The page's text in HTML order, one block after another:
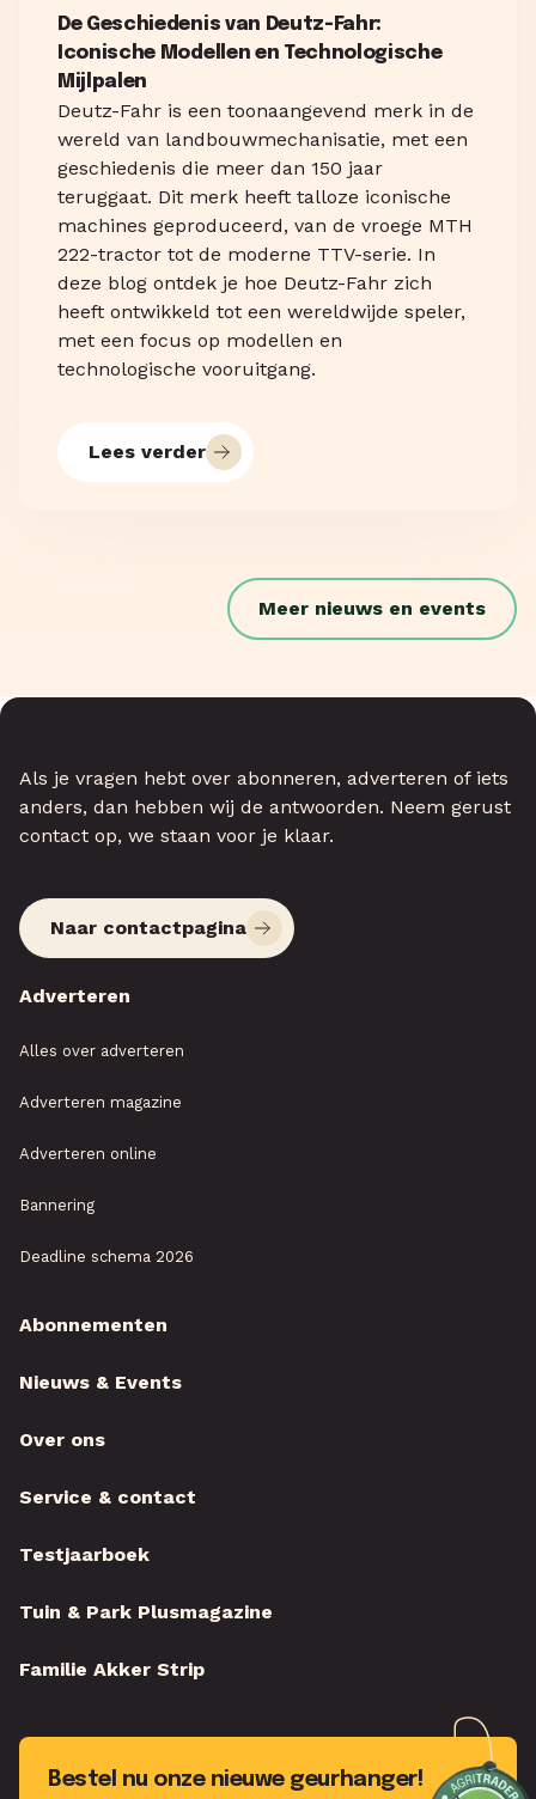
De Geschiedenis van Deutz-Fahr:
Iconische Modellen en Technologische
Mijlpalen
Deutz-Fahr is een toonaangevend merk in de
wereld van landbouwmechanisatie, met een
geschiedenis die meer dan 150 jaar
teruggaat. Dit merk heeft talloze iconische
machines geproduceerd, van de vroege MTH
222-tractor tot de moderne TTV-serie. In
deze blog ontdek je hoe Deutz-Fahr zich
heeft ontwikkeld tot een wereldwijde speler,
met een focus op modellen en
technologische vooruitgang.
Lees verder
Meer nieuws en events
Als je vragen hebt over abonneren, adverteren of iets
anders, dan hebben wij de antwoorden. Neem gerust
contact op, we staan voor je klaar.
Naar contactpagina
Adverteren
Alles over adverteren
Adverteren magazine
Adverteren online
Bannering
Deadline schema 2026
Abonnementen
Nieuws & Events
Over ons
Service & contact
Testjaarboek
Tuin & Park Plusmagazine
Familie Akker Strip
Bestel nu onze nieuwe geurhanger!